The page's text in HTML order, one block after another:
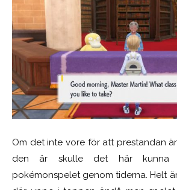
Om det inte vore för att prestandan
den är skulle det här kunna
pokémonspelet genom tiderna. Helt